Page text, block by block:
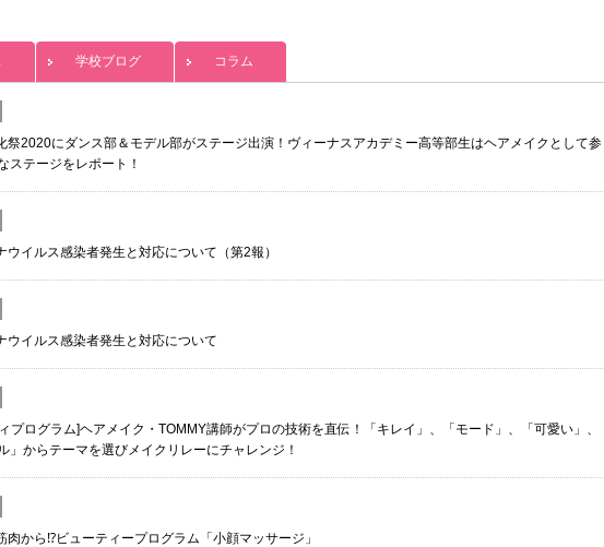
学校ブログ コラム
祭2020にダンス部＆モデル部がステージ出演！ヴィーナスアカデミー高等部生はヘアメイクとして参
ステージをレポート！
ウイルス感染者発生と対応について（第2報）
ウイルス感染者発生と対応について
プログラム]ヘアメイク・TOMMY講師がプロの技術を直伝！「キレイ」、「モード」、「可愛い」、
」からテーマを選びメイクリレーにチャレンジ！
肉から⁉ビューティープログラム「小顔マッサージ」